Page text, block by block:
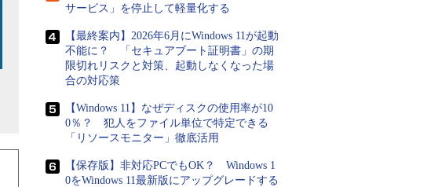
サービス」を停止して軽量化する
【最終案内】2026年6月にWindows 11が起動
不能に？ 「セキュアブート証明書」の期
限切れリスクと対策、起動しなくなった場
合の対応策
【Windows 11】なぜディスクの使用率が10
0％？ 犯人をファイル単位で特定できる
「リソースモニター」徹底活用
【保存版】非対応PCでもOK？ Windows 1
0をWindows 11最新版にアップグレードする